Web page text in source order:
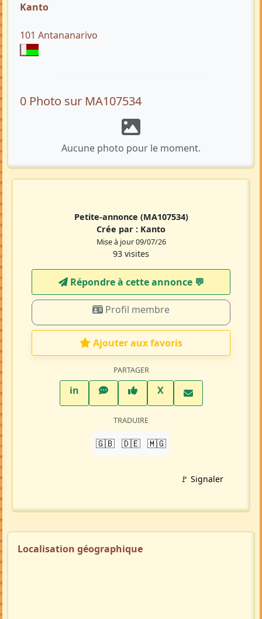
Kanto
101 Antananarivo
0 Photo sur MA107534
Aucune photo pour le moment.
Petite-annonce (MA107534)
Crée par : Kanto
Mise à jour 09/07/26
93 visites
Répondre à cette annonce 💬​
Profil membre
Ajouter aux favoris
PARTAGER
inLinkedInWhatsAppFacebook
XTwitter X
TRADUIRE
🇬🇧 🇩🇪 🇲🇬
🚩 Signaler
Localisation géographique